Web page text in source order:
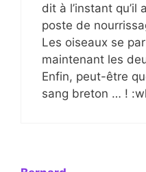
dit à l’instant
poste de
Les oiseaux se
maintenant les
Enfin, peut-être
sang breton … !